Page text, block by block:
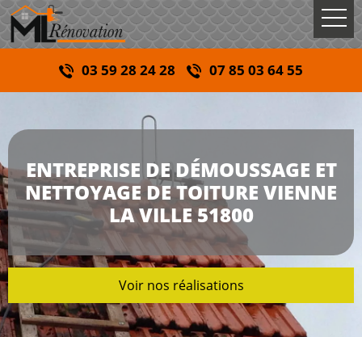
03 59 28 24 28 07 85 03 64 55
ENTREPRISE DE DÉMOUSSAGE ET
NETTOYAGE DE TOITURE VIENNE
LA VILLE 51800
Voir nos réalisations